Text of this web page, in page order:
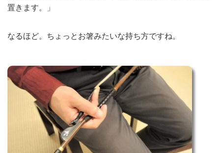
置きます。」
なるほど。ちょっとお箸みたいな持ち方ですね。